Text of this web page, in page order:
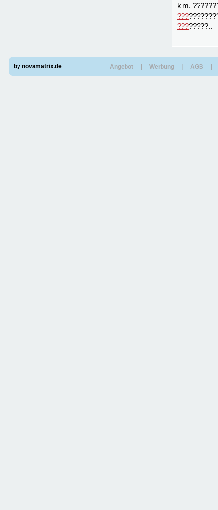
kim.
???
????????..
by novamatrix.de AGB
Werbung
Angebot